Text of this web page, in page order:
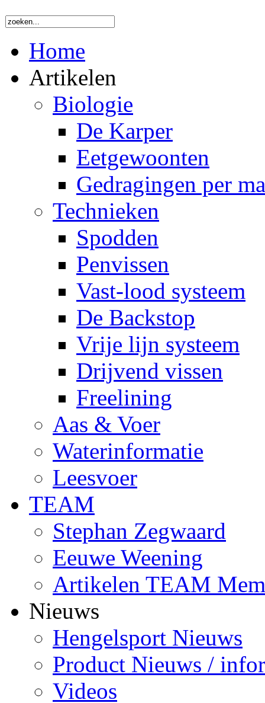
Home
Artikelen
Biologie
De Karper
Eetgewoonten
Gedragingen per
Technieken
Spodden
Penvissen
Vast-lood systeem
De Backstop
Vrije lijn systeem
Drijvend vissen
Freelining
Aas & Voer
Waterinformatie
Leesvoer
TEAM
Stephan Zegwaard
Eeuwe Weening
Artikelen TEAM
Nieuws
Hengelsport Nieuws
Product Nieuws /
Videos